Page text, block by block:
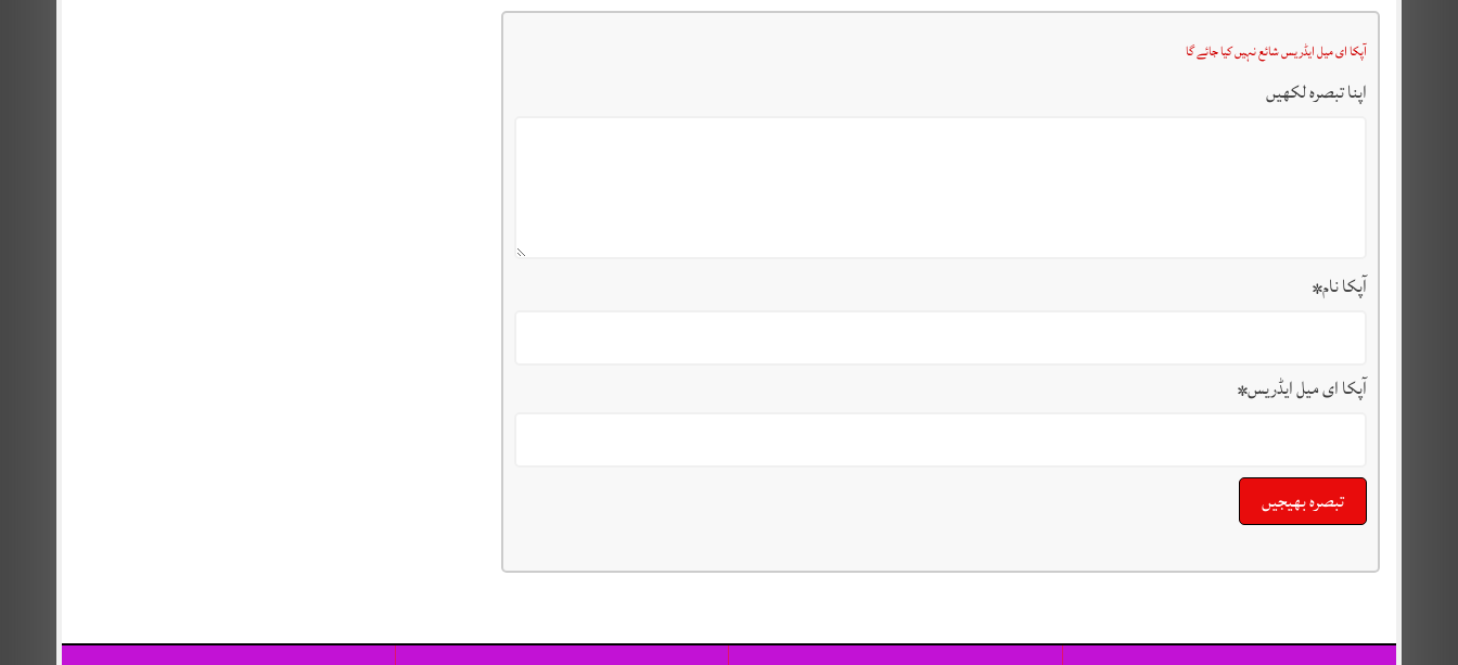
آپکا ای میل ایڈریس شائع نہیں کیا جائے گا
اپنا تبصرہ لکھیں
آپکا نام*
آپکا ای میل ایڈریس*